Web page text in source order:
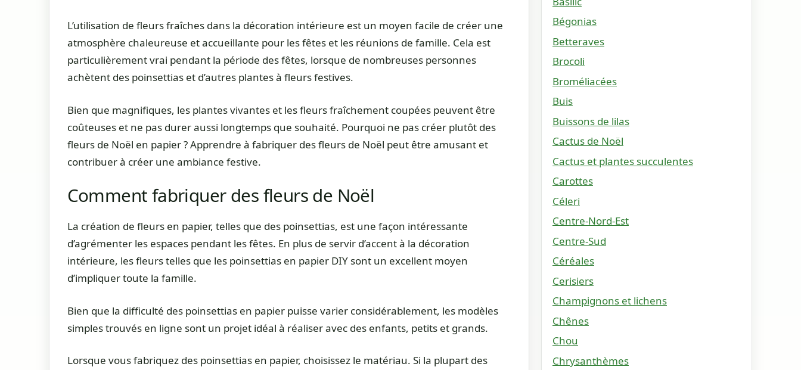
L’utilisation de fleurs fraîches dans la décoration intérieure est un moyen facile de créer une
atmosphère chaleureuse et accueillante pour les fêtes et les réunions de famille. Cela est
particulièrement vrai pendant la période des fêtes, lorsque de nombreuses personnes
achètent des poinsettias et d’autres plantes à fleurs festives.
Bien que magnifiques, les plantes vivantes et les fleurs fraîchement coupées peuvent être
coûteuses et ne pas durer aussi longtemps que souhaité. Pourquoi ne pas créer plutôt des
fleurs de Noël en papier ? Apprendre à fabriquer des fleurs de Noël peut être amusant et
contribuer à créer une ambiance festive.
Comment fabriquer des fleurs de Noël
La création de fleurs en papier, telles que des poinsettias, est une façon intéressante
d’agrémenter les espaces pendant les fêtes. En plus de servir d’accent à la décoration
intérieure, les fleurs telles que les poinsettias en papier DIY sont un excellent moyen
d’impliquer toute la famille.
Bien que la difficulté des poinsettias en papier puisse varier considérablement, les modèles
simples trouvés en ligne sont un projet idéal à réaliser avec des enfants, petits et grands.
Lorsque vous fabriquez des poinsettias en papier, choisissez le matériau. Si la plupart des
Bégonias
Betteraves
Brocoli
Broméliacées
Buis
Buissons de lilas
Cactus de Noël
Cactus et plantes succulentes
Carottes
Céleri
Centre-Nord-Est
Centre-Sud
Céréales
Cerisiers
Champignons et lichens
Chênes
Chou
Chrysanthèmes